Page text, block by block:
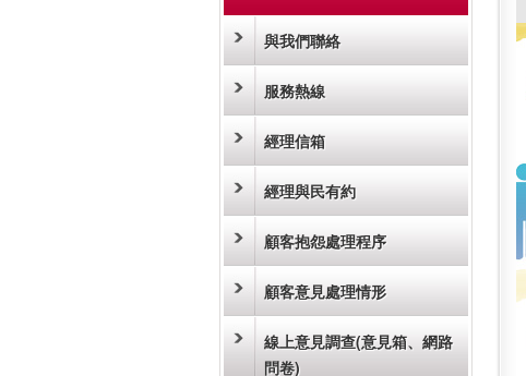
與我們聯絡
服務熱線
經理信箱
經理與民有約
顧客抱怨處理程序
顧客意見處理情形
線上意見調查(意見箱、網路
問卷)